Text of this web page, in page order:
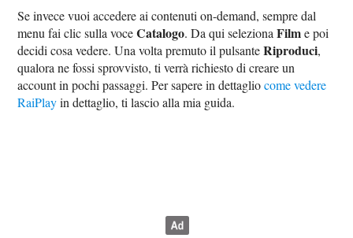
Se invece vuoi accedere ai contenuti on-demand, sempre dal
menu fai clic sulla voceCatalogo. Da qui selezionaFilme poi
decidi cosa vedere. Una volta premuto il pulsanteRiproduci,
qualora ne fossi sprovvisto, ti verrà richiesto di creare un
account in pochi passaggi. Per sapere in dettagliocome vedere
RaiPlayin dettaglio, ti lascio alla mia guida.